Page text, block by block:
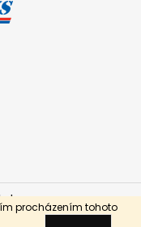
procházením tohoto